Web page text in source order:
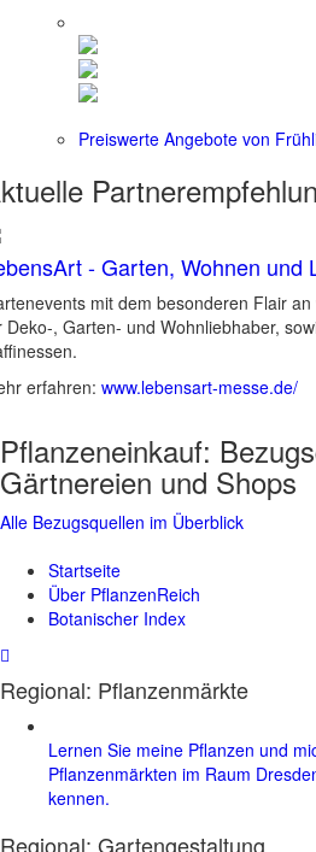
Preiswerte Angebote von
- Garten, Wohnen und
mit dem besonderen Flair
Deko-, Garten- und Wohnliebhaber,
erfahren: www.lebensart-messe.de/
Pflanzeneinkauf:
Gärtnereien und Shops
Alle Bezugsquellen im Überblick
Startseite
Über PflanzenReich
Botanischer Index
Regional: Pflanzenmärkte
Lernen Sie meine Pflanzen und
Pflanzenmärkten im Raum
kennen.
Regional: Gartengestaltung